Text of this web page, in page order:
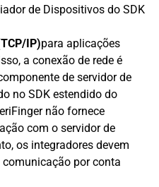
de Dispositivos do SDK
IP)para aplicações
a conexão de rede é
de servidor de
no SDK estendido do
não fornece
com o servidor de
os integradores devem
por conta